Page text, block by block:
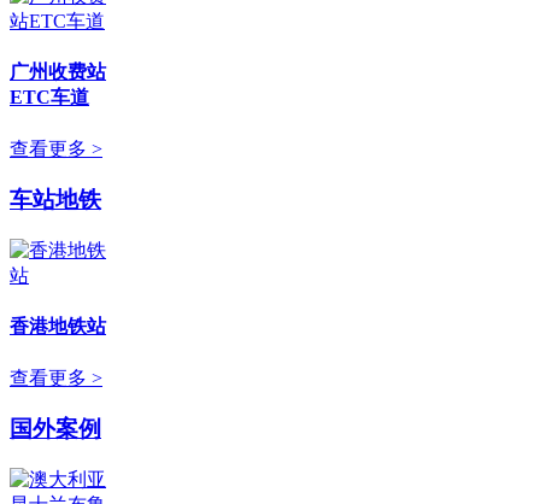
广州收费站
ETC车道
查看更多 >
车站地铁
香港地铁站
查看更多 >
国外案例